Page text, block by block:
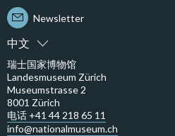
中文
Newsletter
瑞士国家博物馆
Landesmuseum Zürich
Museumstrasse 2
8001 Zürich
电话 +41 44 218 65 11
info@nationalmuseum.ch